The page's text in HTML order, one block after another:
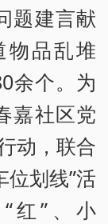
题建言献
物品乱堆
余个。为
嘉社区党
动，联合
位划线”活
红”、小